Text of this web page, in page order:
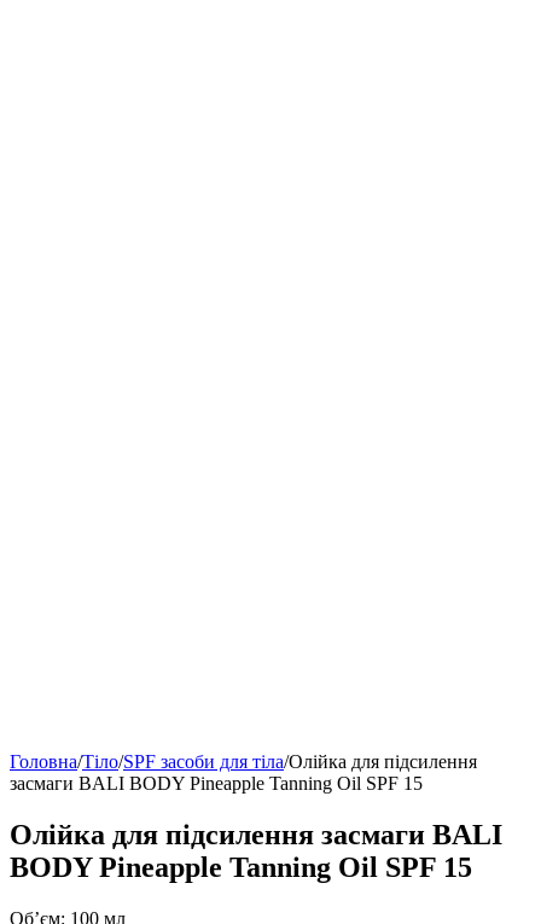
Головна/Тіло/SPF засоби для тіла/Олійка для підсилення
засмаги BALI BODY Pineapple Tanning Oil SPF 15
Олійка для підсилення засмаги BALI
BODY Pineapple Tanning Oil SPF 15
Об’єм: 100 мл